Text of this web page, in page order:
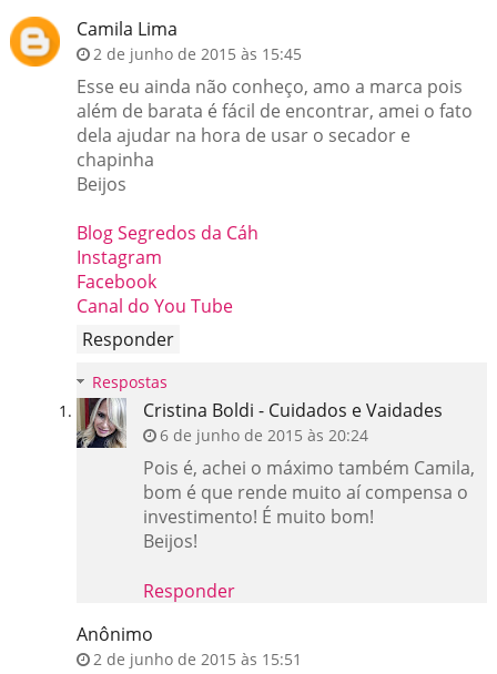
Camila Lima
2 de junho de 2015 às 15:45
Esse eu ainda não conheço, amo a marca pois
além de barata é fácil de encontrar, amei o fato
dela ajudar na hora de usar o secador e
chapinha
Beijos
Blog Segredos da Cáh
Instagram
Facebook
Canal do You Tube
Responder
Respostas
Cristina Boldi - Cuidados e Vaidades
6 de junho de 2015 às 20:24
Pois é, achei o máximo também Camila,
bom é que rende muito aí compensa o
investimento! É muito bom!
Beijos!
Responder
Anônimo
2 de junho de 2015 às 15:51